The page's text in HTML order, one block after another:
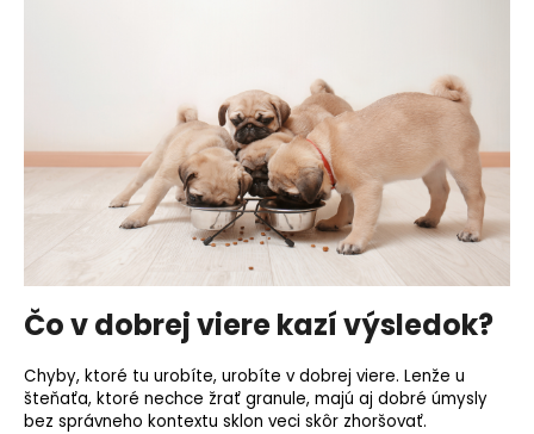
Čo v dobrej viere kazí výsledok?
Chyby, ktoré tu urobíte, urobíte v dobrej viere. Lenže u
šteňaťa, ktoré nechce žrať granule, majú aj dobré úmysly
bez správneho kontextu sklon veci skôr zhoršovať.